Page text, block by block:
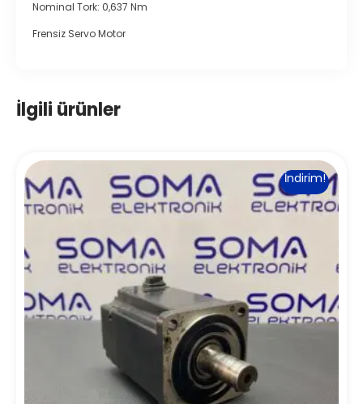
Nominal Tork: 0,637 Nm
Frensiz Servo Motor
İlgili ürünler
İndirim!